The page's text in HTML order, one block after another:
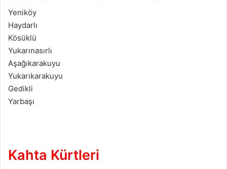
Yeniköy
Haydarlı
Kösüklü
Yukarınasırlı
Aşağıkarakuyu
Yukarıkarakuyu
Gedikli
Yarbaşı
Kahta Kürtleri